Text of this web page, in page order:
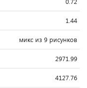
1.44
микс из 9 рисунков
2971.99
4127.76